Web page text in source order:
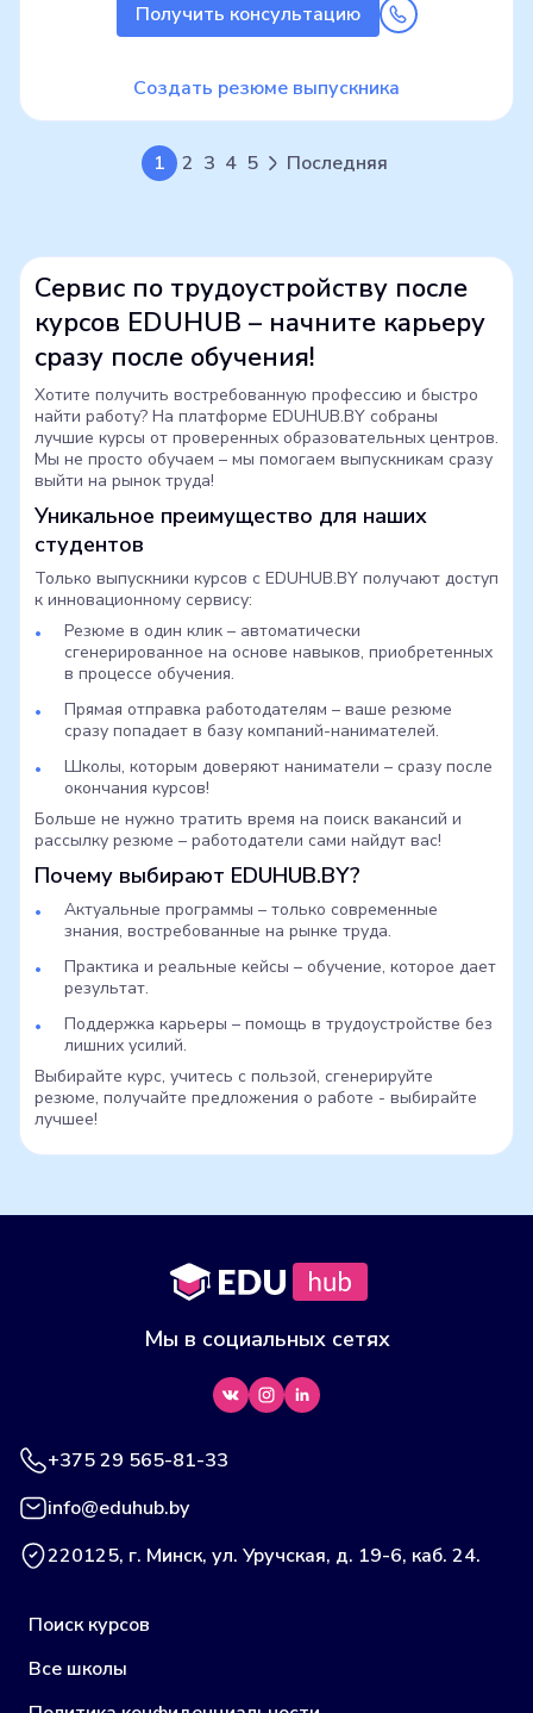
Получить консультацию
Создать резюме выпускника
1 2 3 4 5 Последняя
Сервис по трудоустройству после
курсов EDUHUB – начните карьеру
сразу после обучения!
Хотите получить востребованную профессию и быстро
найти работу? На платформе EDUHUB.BY собраны
лучшие курсы от проверенных образовательных центров.
Мы не просто обучаем – мы помогаем выпускникам сразу
выйти на рынок труда!
Уникальное преимущество для наших
студентов
Только выпускники курсов с EDUHUB.BY получают доступ
к инновационному сервису:
Резюме в один клик – автоматически
сгенерированное на основе навыков, приобретенных
в процессе обучения.
Прямая отправка работодателям – ваше резюме
сразу попадает в базу компаний-нанимателей.
Школы, которым доверяют наниматели – сразу после
окончания курсов!
Больше не нужно тратить время на поиск вакансий и
рассылку резюме – работодатели сами найдут вас!
Почему выбирают EDUHUB.BY?
Актуальные программы – только современные
знания, востребованные на рынке труда.
Практика и реальные кейсы – обучение, которое дает
результат.
Поддержка карьеры – помощь в трудоустройстве без
лишних усилий.
Выбирайте курс, учитесь с пользой, сгенерируйте
резюме, получайте предложения о работе - выбирайте
лучшее!
Мы в социальных сетях
Поиск курсов
Все школы
+375 29 565-81-33
info@eduhub.by
220125, г. Минск, ул. Уручская, д. 19-6, каб. 24.